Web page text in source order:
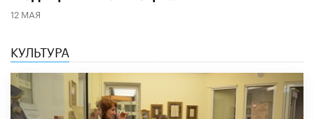
12 МАЯ
КУЛЬТУРА